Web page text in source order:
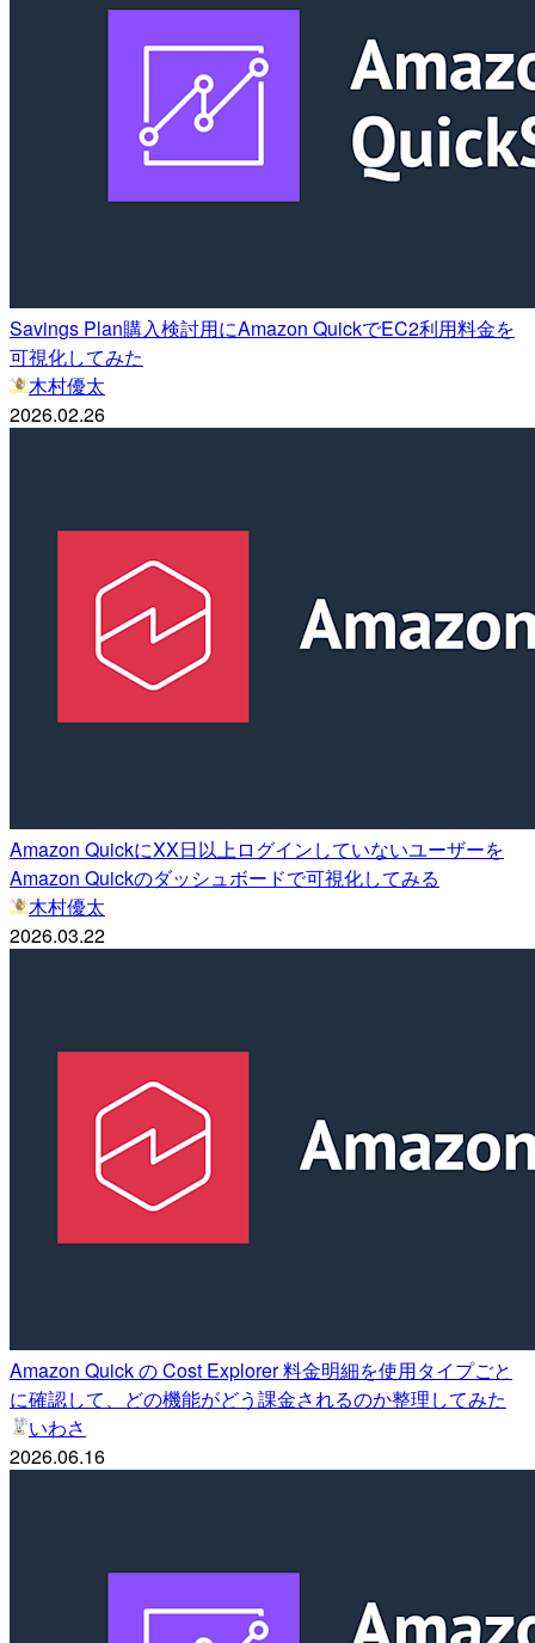
Savings Plan購入検討用にAmazon QuickでEC2利用料金を
可視化してみた
木村優太
2026.02.26
Amazon QuickにXX日以上ログインしていないユーザーを
Amazon Quickのダッシュボードで可視化してみる
木村優太
2026.03.22
Amazon Quick の Cost Explorer 料金明細を使用タイプごと
に確認して、どの機能がどう課金されるのか整理してみた
いわさ
2026.06.16